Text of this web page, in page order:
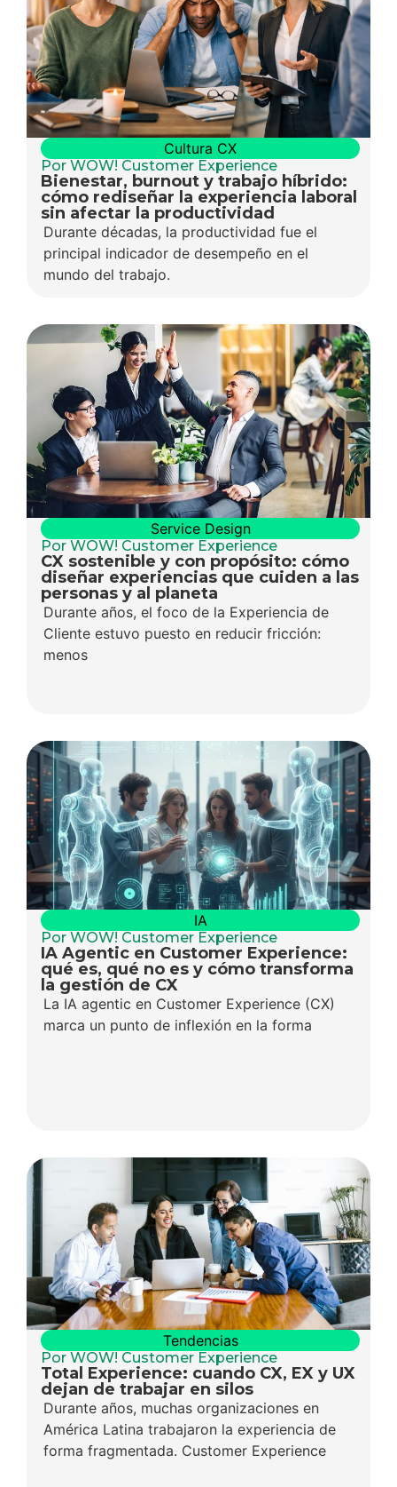
Cultura CX
Por WOW! Customer Experience
Bienestar, burnout y trabajo híbrido:
cómo rediseñar la experiencia laboral
sin afectar la productividad
Durante décadas, la productividad fue el
principal indicador de desempeño en el
mundo del trabajo.
Service Design
Por WOW! Customer Experience
CX sostenible y con propósito: cómo
diseñar experiencias que cuiden a las
personas y al planeta
Durante años, el foco de la Experiencia de
Cliente estuvo puesto en reducir fricción:
menos
IA
Por WOW! Customer Experience
IA Agentic en Customer Experience:
qué es, qué no es y cómo transforma
la gestión de CX
La IA agentic en Customer Experience (CX)
marca un punto de inflexión en la forma
Tendencias
Por WOW! Customer Experience
Total Experience: cuando CX, EX y UX
dejan de trabajar en silos
Durante años, muchas organizaciones en
América Latina trabajaron la experiencia de
forma fragmentada. Customer Experience